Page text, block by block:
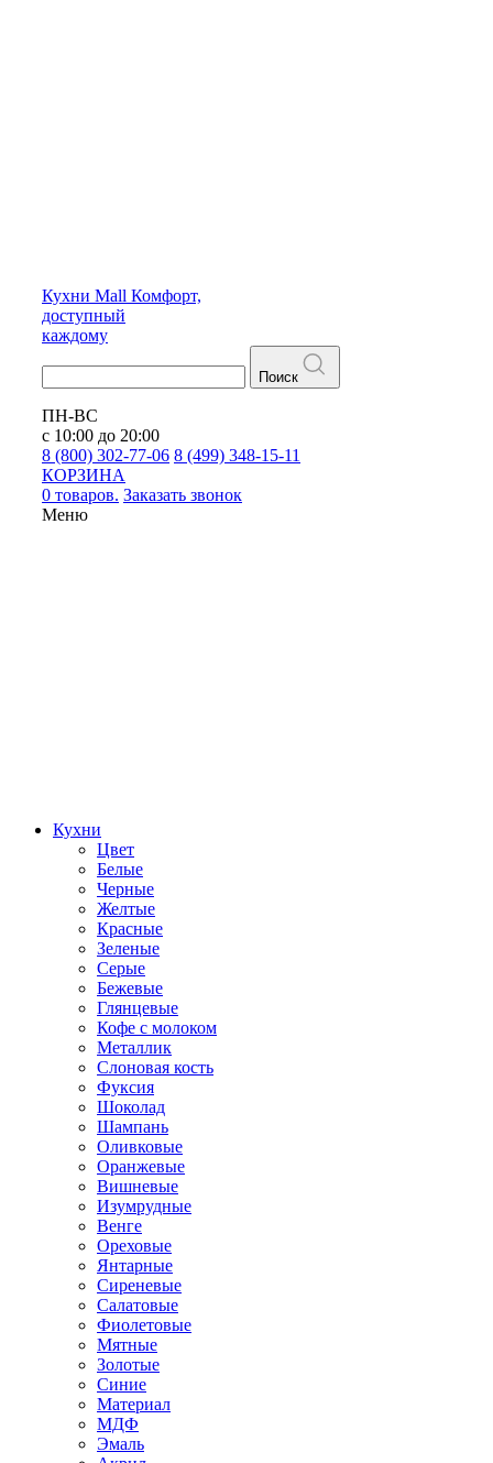
Кухни Mall Комфорт,
доступный
каждому
Поиск
ПН-ВС
с 10:00 до 20:00
8 (800) 302-77-06 8 (499) 348-15-11
КОРЗИНА
0 товаров. Заказать звонок
Меню
Кухни
Цвет
Белые
Черные
Желтые
Красные
Зеленые
Серые
Бежевые
Глянцевые
Кофе с молоком
Металлик
Слоновая кость
Фуксия
Шоколад
Шампань
Оливковые
Оранжевые
Вишневые
Изумрудные
Венге
Ореховые
Янтарные
Сиреневые
Салатовые
Фиолетовые
Мятные
Золотые
Синие
Материал
МДФ
Эмаль